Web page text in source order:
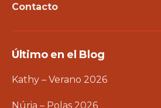
Contacto
Último en el Blog
Kathy – Verano 2026
Núria – Polas 2026